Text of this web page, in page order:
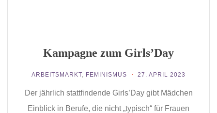
Kampagne zum Girls’Day
ARBEITSMARKT FEMINISMUS 27. APRIL 2023
Der jährlich stattfindende Girls’Day gibt Mädchen
Einblick in Berufe, die nicht „typisch“ für Frauen